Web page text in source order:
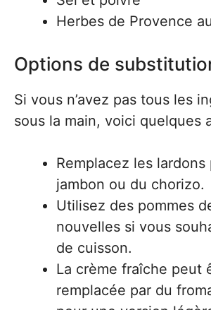
Herbes de Provence
Options de
Si vous n’avez pas tous les
sous la main, voici quelques
Remplacez les lardons
jambon ou du chorizo.
Utilisez des pommes
nouvelles si vous
de cuisson.
La crème fraîche peut
remplacée par du